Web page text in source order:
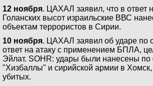
12 ноября. ЦАХАЛ заявил, что в ответ
Голанских высот израильские ВВС
объектам террористов в Сирии.
10 ноября. ЦАХАЛ заявил об ударе по
ответ на атаку с применением БПЛА,
Эйлат. SOHR: удары были нанесены по
"Хизбаллы" и сирийской армии в
убитых.